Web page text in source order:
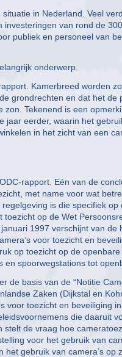
in Nederland. Veel
van rond de
publiek en personeel van
onderwerp.
Kamerbreed worden
grondrechten en dat het
Tekenend is een
eerder, waarin het
in het zicht van een
rapport. Eén van de
met name voor wat
is die specifiek
op de Wet
1997 verschijnt van
voor toezicht en
op toezicht op de
en spoorwegstations tot
de basis van de “Notitie
Zaken (Dijkstal en
voor toezicht en beveiliging
die daaruit
de vraag hoe
voor het gebruik van
gebruik van camera’s op